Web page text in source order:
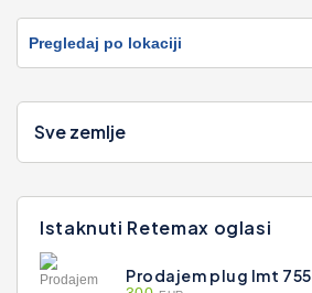
Pregledaj po lokaciji
Sve zemlje
Istaknuti Retemax oglasi
Prodajem plug Imt 755